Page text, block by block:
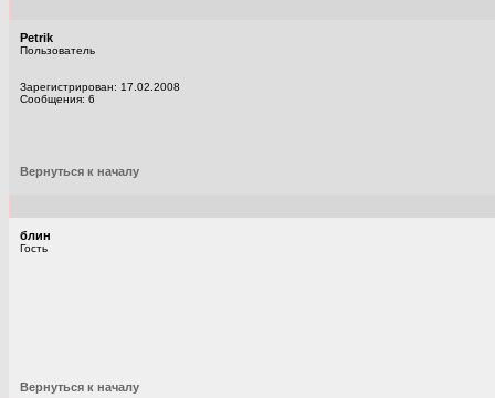
Petrik
Пользователь
Зарегистрирован: 17.02.2008
Сообщения: 6
Вернуться к началу
блин
Гость
Вернуться к началу